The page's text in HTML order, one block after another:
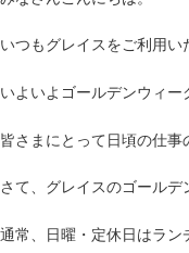
いつもグレイスをご利用い
いよいよゴールデンウィー
皆さまにとって日頃の仕
さて、グレイスのゴールデ
通常、日曜・定休日はラ